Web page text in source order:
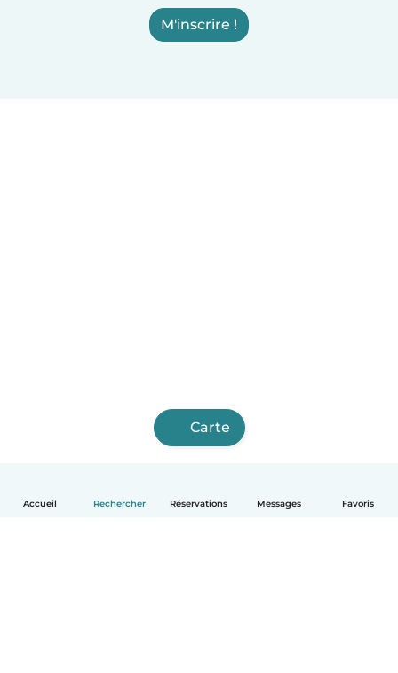
Accueil Rechercher Réservations Messages Favoris
M'inscrire !
Carte